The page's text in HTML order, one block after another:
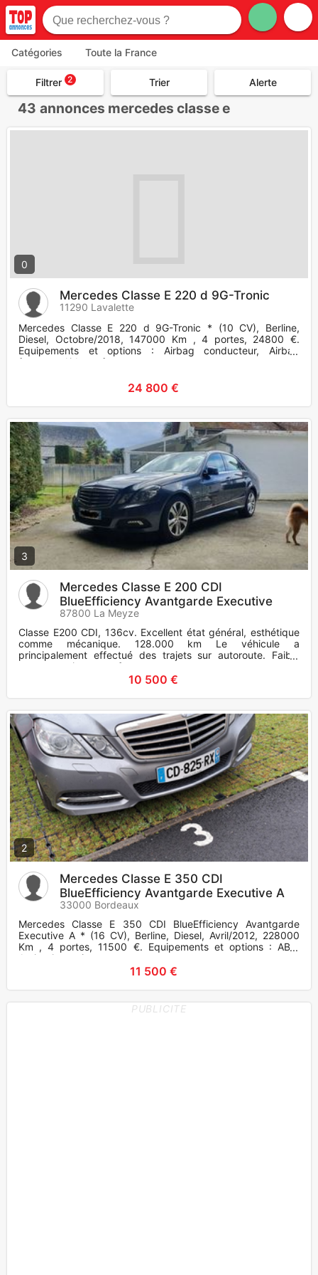
Catégories Toute la France
Filtrer 2 Trier Alerte
43 annonces mercedes classe e
0
Mercedes Classe E 220 d 9G-Tronic
11290 Lavalette
Mercedes Classe E 220 d 9G-Tronic * (10 CV), Berline,
Diesel, Octobre/2018, 147000 Km , 4 portes, 24800 €.
Equipements et options : Airbag conducteur, Airbag
frontaux, Airbags fro
24 800 €
3
Mercedes Classe E 200 CDI
BlueEfficiency Avantgarde Executive
87800 La Meyze
Classe E200 CDI, 136cv. Excellent état général, esthétique
comme mécanique. 128.000 km Le véhicule a
principalement effectué des trajets sur autoroute. Faible
consommation et confo
10 500 €
2
Mercedes Classe E 350 CDI
BlueEfficiency Avantgarde Executive A
33000 Bordeaux
Mercedes Classe E 350 CDI BlueEfficiency Avantgarde
Executive A * (16 CV), Berline, Diesel, Avril/2012, 228000
Km , 4 portes, 11500 €. Equipements et options : ABS,
Antipatinage (
11 500 €
PUBLICITE